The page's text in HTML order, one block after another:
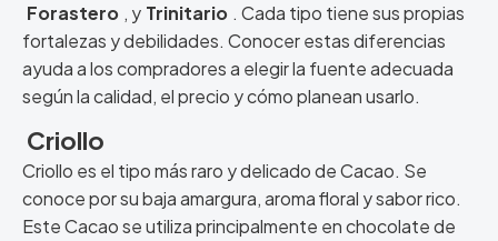
Forastero , y Trinitario . Cada tipo tiene sus propias
fortalezas y debilidades. Conocer estas diferencias
ayuda a los compradores a elegir la fuente adecuada
según la calidad, el precio y cómo planean usarlo.
Criollo
Criollo es el tipo más raro y delicado de Cacao. Se
conoce por su baja amargura, aroma floral y sabor rico.
Este Cacao se utiliza principalmente en chocolate de